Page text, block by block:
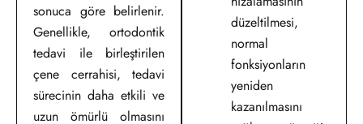
sonuca göre belirlenir.
Genellikle, ortodontik
tedavi ile birleştirilen
çene cerrahisi, tedavi
sürecinin daha etkili ve
uzun ömürlü olmasını
düzeltilmesi,
normal
fonksiyonların
yeniden
kazanılmasını